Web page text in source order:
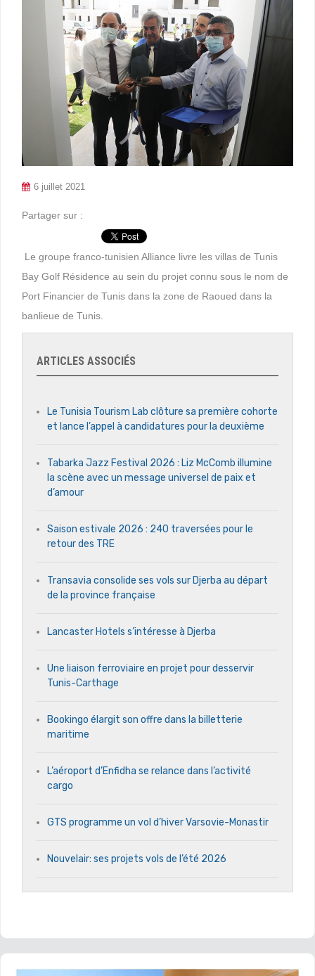
6 juillet 2021
Partager sur :
Le groupe franco-tunisien Alliance livre les villas de Tunis
Bay Golf Résidence au sein du projet connu sous le nom de
Port Financier de Tunis dans la zone de Raoued dans la
banlieue de Tunis.
ARTICLES ASSOCIÉS
Le Tunisia Tourism Lab clôture sa première cohorte
et lance l’appel à candidatures pour la deuxième
Tabarka Jazz Festival 2026 : Liz McComb illumine
la scène avec un message universel de paix et
d’amour
Saison estivale 2026 : 240 traversées pour le
retour des TRE
Transavia consolide ses vols sur Djerba au départ
de la province française
Lancaster Hotels s’intéresse à Djerba
Une liaison ferroviaire en projet pour desservir
Tunis-Carthage
Bookingo élargit son offre dans la billetterie
maritime
L’aéroport d’Enfidha se relance dans l’activité
cargo
GTS programme un vol d’hiver Varsovie-Monastir
Nouvelair: ses projets vols de l’été 2026